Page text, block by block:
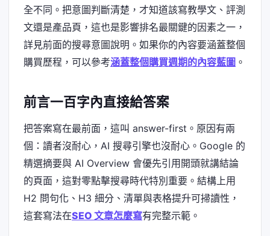
全不同。把意圖判斷清楚，才知道該寫教學文、評測
文還是產品頁，這也是影響排名最關鍵的因素之一，
詳見前面的搜尋意圖說明。如果你的內容要涵蓋整個
購買歷程，可以參考涵蓋整個購買週期的內容藍圖 。
前言一百字內直接給答案
把答案寫在最前面，這叫 answer-first。原因有兩
個：讀者沒耐心，AI 搜尋引擎也沒耐心。Google 的
精選摘要與 AI Overview 會優先引用開頭就講結論
的頁面，這對零點擊搜尋時代特別重要。結構上用
H2 問句化、H3 細分、清單與表格提升可掃讀性，
這套寫法在SEO 文章怎麼寫有完整示範。